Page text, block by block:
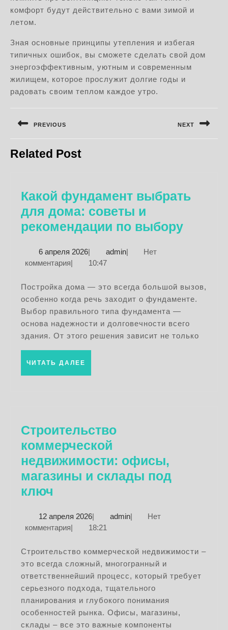
комфорт будут действительно с вами зимой и
летом.
Зная основные принципы утепления и избегая
типичных ошибок, вы сможете сделать свой дом
энергоэффективным, уютным и современным
жилищем, которое прослужит долгие годы и
радовать своим теплом каждое утро.
по
PREVIOUS
запись:
NEXT
Related Post
Какой фундамент выбрать
для дома: советы и
рекомендации по выборуКакой
дома:
6 апреля 20266
апреля
| adminadmin
|
Нет
комментария| 10:47
Постройка дома — это всегда большой вызов,
особенно когда речь заходит о фундаменте.
Выбор правильного типа фундамента —
основа надежности и долговечности всего
здания. От этого решения зависит не только
ЧИТАТЬ ДАЛЕЕ
Строительство
коммерческой
недвижимости: офисы,
магазины и склады под
ключ
недвижимости:
офисы,
магазины
и
склады
под
ключ
12 апреля 202612
апреля
| adminadmin
|
Нет
комментария| 18:21
Строительство коммерческой недвижимости –
это всегда сложный, многогранный и
ответственнейший процесс, который требует
серьезного подхода, тщательного
планирования и глубокого понимания
особенностей рынка. Офисы, магазины,
склады – все это важные компоненты